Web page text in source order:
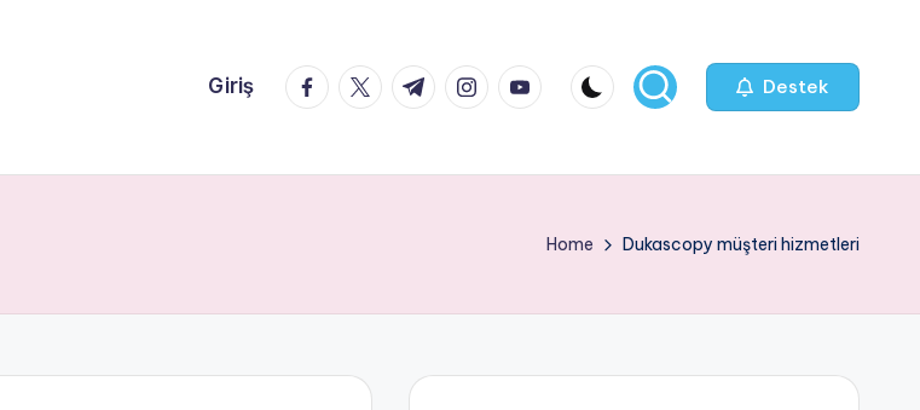
Giriş facebook.com
twitter.com
t.me instagram.com
youtube.com Destek
Home Dukascopy müşteri hizmetleri